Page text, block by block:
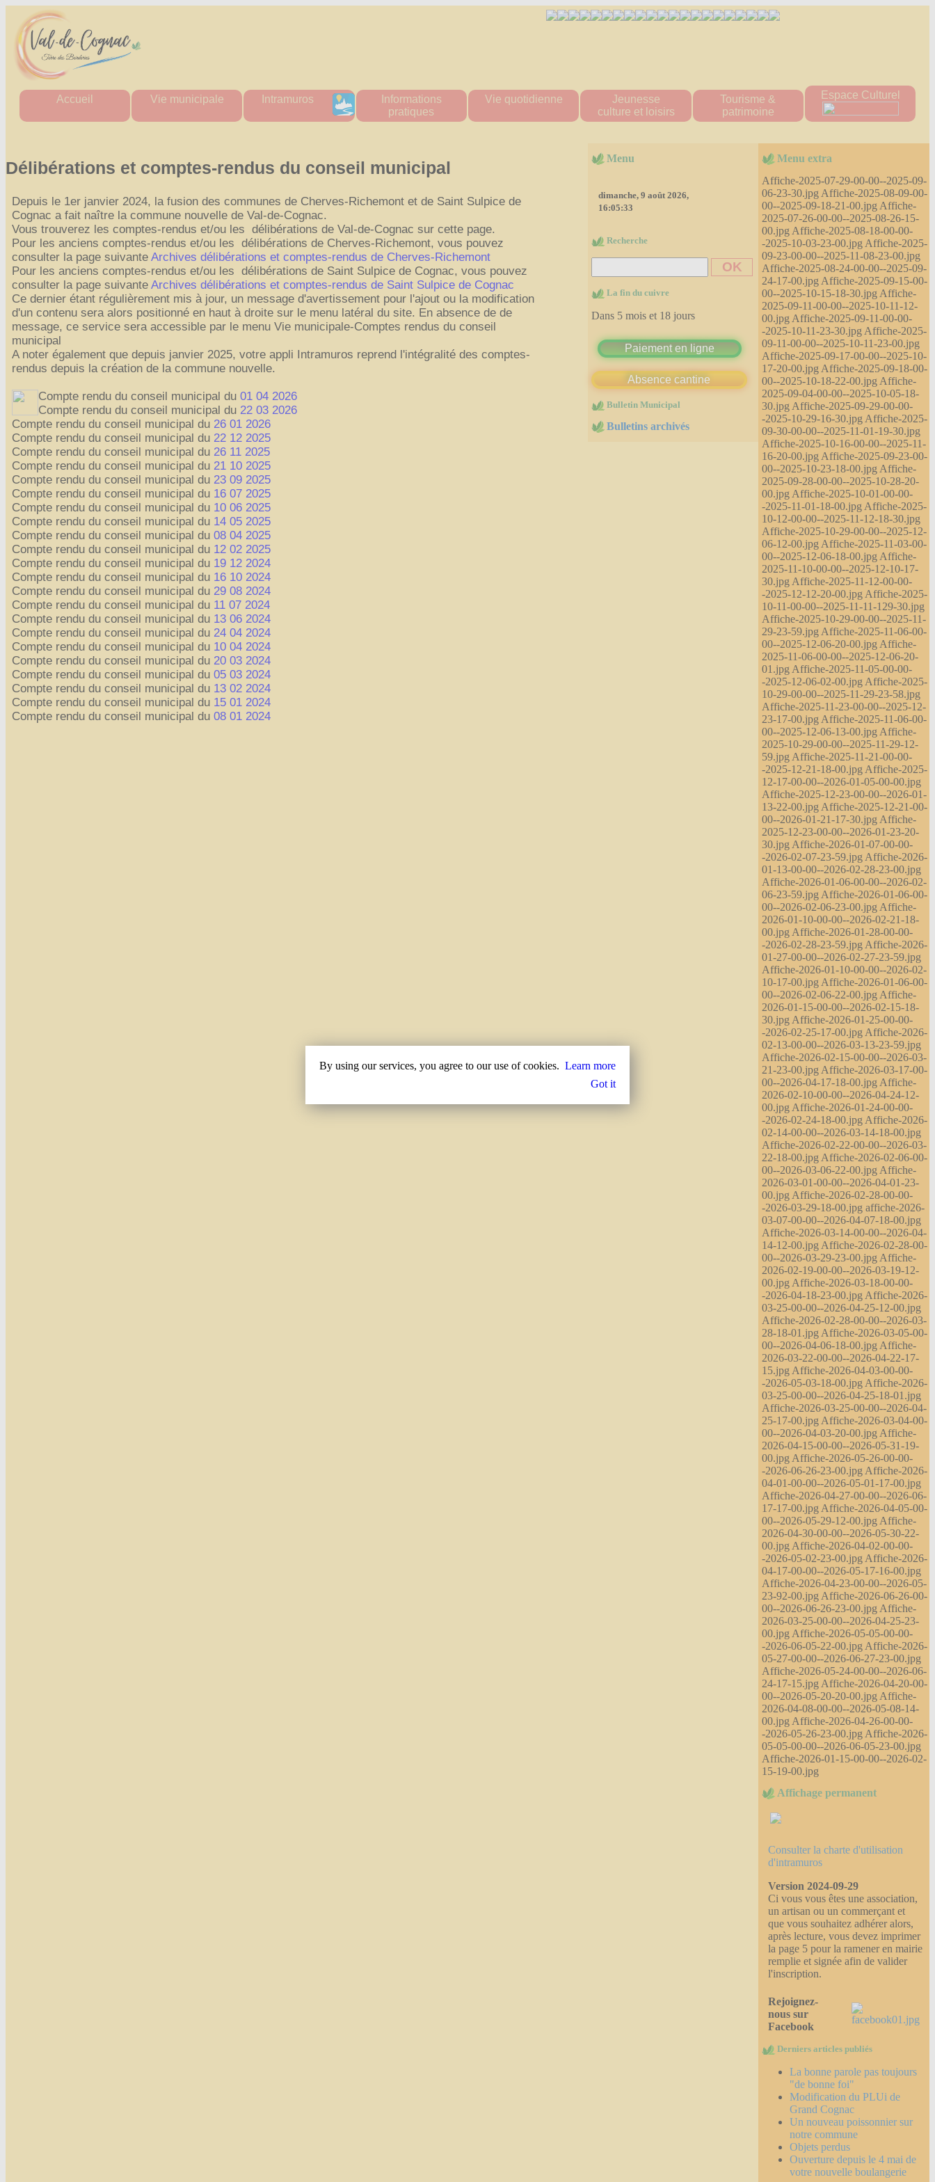
Accueil
Département
Région
Vie municipale
Les élus
Actes administratifs
délibérations
du conseil municipal
Espace France Services
Admin
Intramuros
Les alertes
Actes administratifs
Tout Intramuros
Informations
pratiques
Formalités administratives
Etat civil / cimetière
VigiEau
Habitat
Eau & Assainissement
Urbanisme
Mon territoire
Simulation ventes
immobilères.gouv
Vie quotidienne
Tous les numéros
Jeunesse
culture et loisirs
Stade multisports
Cantine Scolaire
Centre d'accueil
Médiathèque
Les associations
Affiches 2024-2025
Tourisme &
patrimoine
patrimoine bâti
Hébergement
Espace Culturel
Délibérations et comptes-rendus du conseil municipal
Depuis le 1er janvier 2024, la fusion des communes de Cherves-Richemont et de Saint Sulpice de
Cognac a fait naître la commune nouvelle de Val-de-Cognac.
Vous trouverez les comptes-rendus et/ou les délibérations de Val-de-Cognac sur cette page.
Pour les anciens comptes-rendus et/ou les délibérations de Cherves-Richemont, vous pouvez
consulter la page suivante Archives délibérations et comptes-rendus de Cherves-Richemont
Pour les anciens comptes-rendus et/ou les délibérations de Saint Sulpice de Cognac, vous pouvez
consulter la page suivante Archives délibérations et comptes-rendus de Saint Sulpice de Cognac
Ce dernier étant régulièrement mis à jour, un message d'avertissement pour l'ajout ou la modification
d'un contenu sera alors positionné en haut à droite sur le menu latéral du site. En absence de de
message, ce service sera accessible par le menu Vie municipale-Comptes rendus du conseil
municipal
A noter également que depuis janvier 2025, votre appli Intramuros reprend l'intégralité des comptes-
rendus depuis la création de la commune nouvelle.
Compte rendu du conseil municipal du 01 04 2026
Compte rendu du conseil municipal du 22 03 2026
Compte rendu du conseil municipal du 26 01 2026
Compte rendu du conseil municipal du 22 12 2025
Compte rendu du conseil municipal du 26 11 2025
Compte rendu du conseil municipal du 21 10 2025
Compte rendu du conseil municipal du 23 09 2025
Compte rendu du conseil municipal du 16 07 2025
Compte rendu du conseil municipal du 10 06 2025
Compte rendu du conseil municipal du 14 05 2025
Compte rendu du conseil municipal du 08 04 2025
Compte rendu du conseil municipal du 12 02 2025
Compte rendu du conseil municipal du 19 12 2024
Compte rendu du conseil municipal du 16 10 2024
Compte rendu du conseil municipal du 29 08 2024
Compte rendu du conseil municipal du 11 07 2024
Compte rendu du conseil municipal du 13 06 2024
Compte rendu du conseil municipal du 24 04 2024
Compte rendu du conseil municipal du 10 04 2024
Compte rendu du conseil municipal du 20 03 2024
Compte rendu du conseil municipal du 05 03 2024
Compte rendu du conseil municipal du 13 02 2024
Compte rendu du conseil municipal du 15 01 2024
Compte rendu du conseil municipal du 08 01 2024
Menu
dimanche, 9 août 2026,
16:05:34
Recherche
La fin du cuivre
Dans 5 mois et 18 jours
Paiement en ligne
Absence cantine
Bulletin Municipal
Bulletins archivés
Menu extra
Affiche-2025-07-29-00-00--2025-09-
06-23-30.jpg Affiche-2025-08-09-00-
00--2025-09-18-21-00.jpg Affiche-
2025-07-26-00-00--2025-08-26-15-
00.jpg Affiche-2025-08-18-00-00-
-2025-10-03-23-00.jpg Affiche-2025-
09-23-00-00--2025-11-08-23-00.jpg
Affiche-2025-08-24-00-00--2025-09-
24-17-00.jpg Affiche-2025-09-15-00-
00--2025-10-15-18-30.jpg Affiche-
2025-09-11-00-00--2025-10-11-12-
00.jpg Affiche-2025-09-11-00-00-
-2025-10-11-23-30.jpg Affiche-2025-
09-11-00-00--2025-10-11-23-00.jpg
Affiche-2025-09-17-00-00--2025-10-
17-20-00.jpg Affiche-2025-09-18-00-
00--2025-10-18-22-00.jpg Affiche-
2025-09-04-00-00--2025-10-05-18-
30.jpg Affiche-2025-09-29-00-00-
-2025-10-29-16-30.jpg Affiche-2025-
09-30-00-00--2025-11-01-19-30.jpg
Affiche-2025-10-16-00-00--2025-11-
16-20-00.jpg Affiche-2025-09-23-00-
00--2025-10-23-18-00.jpg Affiche-
2025-09-28-00-00--2025-10-28-20-
00.jpg Affiche-2025-10-01-00-00-
-2025-11-01-18-00.jpg Affiche-2025-
10-12-00-00--2025-11-12-18-30.jpg
Affiche-2025-10-29-00-00--2025-12-
06-12-00.jpg Affiche-2025-11-03-00-
00--2025-12-06-18-00.jpg Affiche-
2025-11-10-00-00--2025-12-10-17-
30.jpg Affiche-2025-11-12-00-00-
-2025-12-12-20-00.jpg Affiche-2025-
10-11-00-00--2025-11-11-129-30.jpg
Affiche-2025-10-29-00-00--2025-11-
29-23-59.jpg Affiche-2025-11-06-00-
00--2025-12-06-20-00.jpg Affiche-
2025-11-06-00-00--2025-12-06-20-
01.jpg Affiche-2025-11-05-00-00-
-2025-12-06-02-00.jpg Affiche-2025-
10-29-00-00--2025-11-29-23-58.jpg
Affiche-2025-11-23-00-00--2025-12-
23-17-00.jpg Affiche-2025-11-06-00-
00--2025-12-06-13-00.jpg Affiche-
2025-10-29-00-00--2025-11-29-12-
59.jpg Affiche-2025-11-21-00-00-
-2025-12-21-18-00.jpg Affiche-2025-
12-17-00-00--2026-01-05-00-00.jpg
Affiche-2025-12-23-00-00--2026-01-
13-22-00.jpg Affiche-2025-12-21-00-
00--2026-01-21-17-30.jpg Affiche-
2025-12-23-00-00--2026-01-23-20-
30.jpg Affiche-2026-01-07-00-00-
-2026-02-07-23-59.jpg Affiche-2026-
01-13-00-00--2026-02-28-23-00.jpg
Affiche-2026-01-06-00-00--2026-02-
06-23-59.jpg Affiche-2026-01-06-00-
00--2026-02-06-23-00.jpg Affiche-
2026-01-10-00-00--2026-02-21-18-
00.jpg Affiche-2026-01-28-00-00-
-2026-02-28-23-59.jpg Affiche-2026-
01-27-00-00--2026-02-27-23-59.jpg
Affiche-2026-01-10-00-00--2026-02-
10-17-00.jpg Affiche-2026-01-06-00-
00--2026-02-06-22-00.jpg Affiche-
2026-01-15-00-00--2026-02-15-18-
30.jpg Affiche-2026-01-25-00-00-
-2026-02-25-17-00.jpg Affiche-2026-
02-13-00-00--2026-03-13-23-59.jpg
Affiche-2026-02-15-00-00--2026-03-
21-23-00.jpg Affiche-2026-03-17-00-
00--2026-04-17-18-00.jpg Affiche-
2026-02-10-00-00--2026-04-24-12-
00.jpg Affiche-2026-01-24-00-00-
-2026-02-24-18-00.jpg Affiche-2026-
02-14-00-00--2026-03-14-18-00.jpg
Affiche-2026-02-22-00-00--2026-03-
22-18-00.jpg Affiche-2026-02-06-00-
00--2026-03-06-22-00.jpg Affiche-
2026-03-01-00-00--2026-04-01-23-
00.jpg Affiche-2026-02-28-00-00-
-2026-03-29-18-00.jpg affiche-2026-
03-07-00-00--2026-04-07-18-00.jpg
Affiche-2026-03-14-00-00--2026-04-
14-12-00.jpg Affiche-2026-02-28-00-
00--2026-03-29-23-00.jpg Affiche-
2026-02-19-00-00--2026-03-19-12-
00.jpg Affiche-2026-03-18-00-00-
-2026-04-18-23-00.jpg Affiche-2026-
03-25-00-00--2026-04-25-12-00.jpg
Affiche-2026-02-28-00-00--2026-03-
28-18-01.jpg Affiche-2026-03-05-00-
00--2026-04-06-18-00.jpg Affiche-
2026-03-22-00-00--2026-04-22-17-
15.jpg Affiche-2026-04-03-00-00-
-2026-05-03-18-00.jpg Affiche-2026-
03-25-00-00--2026-04-25-18-01.jpg
Affiche-2026-03-25-00-00--2026-04-
25-17-00.jpg Affiche-2026-03-04-00-
00--2026-04-03-20-00.jpg Affiche-
2026-04-15-00-00--2026-05-31-19-
00.jpg Affiche-2026-05-26-00-00-
-2026-06-26-23-00.jpg Affiche-2026-
04-01-00-00--2026-05-01-17-00.jpg
Affiche-2026-04-27-00-00--2026-06-
17-17-00.jpg Affiche-2026-04-05-00-
00--2026-05-29-12-00.jpg Affiche-
2026-04-30-00-00--2026-05-30-22-
00.jpg Affiche-2026-04-02-00-00-
-2026-05-02-23-00.jpg Affiche-2026-
04-17-00-00--2026-05-17-16-00.jpg
Affiche-2026-04-23-00-00--2026-05-
23-92-00.jpg Affiche-2026-06-26-00-
00--2026-06-26-23-00.jpg Affiche-
2026-03-25-00-00--2026-04-25-23-
00.jpg Affiche-2026-05-05-00-00-
-2026-06-05-22-00.jpg Affiche-2026-
05-27-00-00--2026-06-27-23-00.jpg
Affiche-2026-05-24-00-00--2026-06-
24-17-15.jpg Affiche-2026-04-20-00-
00--2026-05-20-20-00.jpg Affiche-
2026-04-08-00-00--2026-05-08-14-
00.jpg Affiche-2026-04-26-00-00-
-2026-05-26-23-00.jpg Affiche-2026-
05-05-00-00--2026-06-05-23-00.jpg
Affiche-2026-01-15-00-00--2026-02-
15-19-00.jpg
Affichage permanent
Consulter la charte d'utilisation
d'intramuros
Version 2024-09-29
Ci vous vous êtes une association,
un artisan ou un commerçant et
que vous souhaitez adhérer alors,
après lecture, vous devez imprimer
la page 5 pour la ramener en mairie
remplie et signée afin de valider
l'inscription.
Rejoignez-
nous sur
Facebook
Derniers articles publiés
La bonne parole pas toujours
"de bonne foi"
Modification du PLUi de
Grand Cognac
Un nouveau poissonnier sur
notre commune
Objets perdus
Ouverture depuis le 4 mai de
votre nouvelle boulangerie
By using our services, you agree to our use of cookies. Learn more
Got it